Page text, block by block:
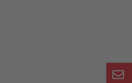
auf den Kunden
der
den
mit der
nicht benannt